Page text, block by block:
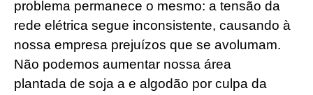
problema permanece o mesmo: a tensão da
rede elétrica segue inconsistente, causando à
nossa empresa prejuízos que se avolumam.
Não podemos aumentar nossa área
plantada de soja a e algodão por culpa da